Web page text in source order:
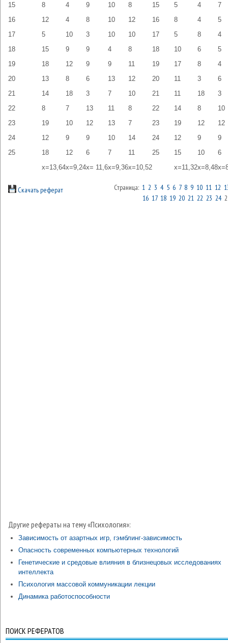
15
8 4 9 10 8 15 5 4
7
16
12 4 8 10 12 16 8 4
5
17
5 10 3 10 10 17 5 8
4
18
15 9 9 4 8 18 10 6
5
19
18 12 9 9 11 19 17 8
4
20
13 8 6 13 12 20 11 3
6
21
14 18 3 7 10 21 11 18
3
22
8 7 13 11 8 22 14 8
10
23
19 10 12 13 7 23 19 12
12
24
12 9 9 10 14 24 12 9
9
25
18 12 6 7 11 25 15 10
6
x=13,64x=9,24x= 11,6x=9,36x=10,52 x=11,32x=8,48
Скачать реферат Страница: 1 2 3 4 5 6 7 8 9 10 11 12
16 17 18 19 20 21 22 23 24
Другие рефераты на тему «Психология»:
Зависимость от азартных игр, гэмблинг-зависимость
Опасность современных компьютерных технологий
Генетические и средовые влияния в близнецовых исследованиях
интеллекта
Психология массовой коммуникации лекции
Динамика работоспособности
ПОИСК РЕФЕРАТОВ